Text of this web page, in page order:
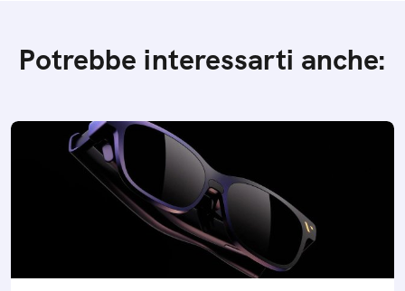
Potrebbe interessarti anche: